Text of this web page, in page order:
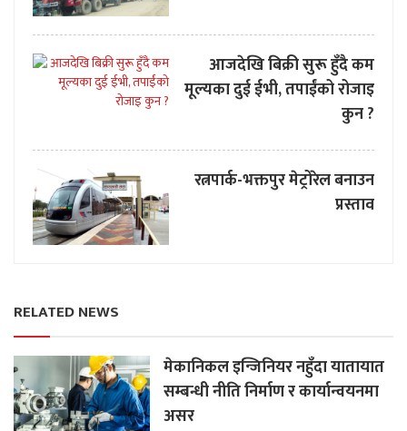
आजदेखि बिक्री सुरू हुँदै कम
मूल्यका दुई ईभी, तपाईंको रोजाइ
कुन ?
रत्नपार्क-भक्तपुर मेट्रोरेल बनाउन
प्रस्ताव
RELATED NEWS
मेकानिकल इन्जिनियर नहुँदा यातायात
सम्बन्धी नीति निर्माण र कार्यान्वयनमा
असर